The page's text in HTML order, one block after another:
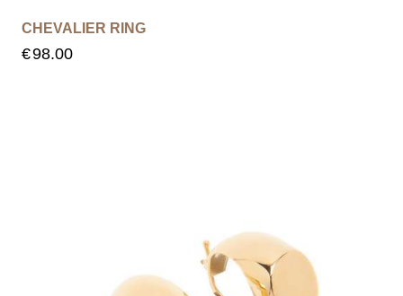
CHEVALIER RING
€98.00